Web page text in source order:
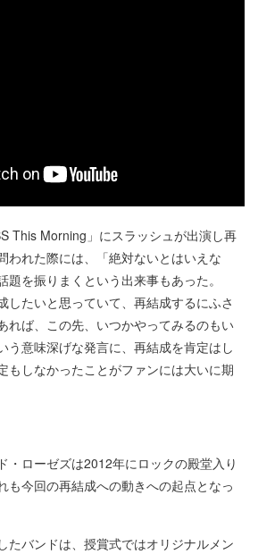
This Morning」にスラッシュが出演し再
われた際には、「絶対ないとはいえな
題を振りまくという出来事もあった。
したいと思っていて、再結成するにふさ
れば、この先、いつかやってみるのもい
う意味深げな発言に、再結成を肯定はし
もしなかったことがファンには大いに期
・ローゼズは2012年にロックの殿堂入り
も今回の再結成への動きへの起点となっ
たバンドは、授賞式ではオリジナルメン